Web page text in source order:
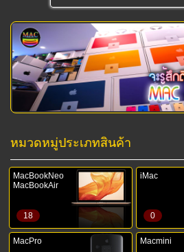
หมวดหมู่ประเภทสินค้า
MacBookNeo
MacBookAir
18
iMac
0
MacPro Macmini